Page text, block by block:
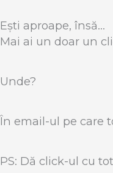
Ești aproape, însă...
Mai ai un doar un
Unde?
În email-ul pe care
PS: Dă click-ul cu